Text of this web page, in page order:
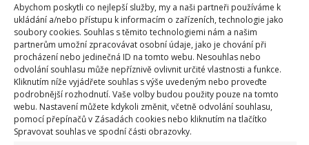
Abychom poskytli co nejlepší služby, my a naši partneři používáme k
ukládání a/nebo přístupu k informacím o zařízeních, technologie jako
soubory cookies. Souhlas s těmito technologiemi nám a našim
partnerům umožní zpracovávat osobní údaje, jako je chování při
procházení nebo jedinečná ID na tomto webu. Nesouhlas nebo
odvolání souhlasu může nepříznivě ovlivnit určité vlastnosti a funkce.
Kliknutím níže vyjádřete souhlas s výše uvedeným nebo proveďte
podrobnější rozhodnutí. Vaše volby budou použity pouze na tomto
webu. Nastavení můžete kdykoli změnit, včetně odvolání souhlasu,
pomocí přepínačů v Zásadách cookies nebo kliknutím na tlačítko
Spravovat souhlas ve spodní části obrazovky.
K posílení imunity
Jak si uchovat zdraví? Pomocí pravidelné konzumace
česneku, protože se tím stimulují konkrétní imunitní
buňky, pomáhá také v boji proti různým patogenům
a volným radikálům. Současně obsahuje celou řadu
vitamínů (A, B, C a E) a snadno vstřebatelných